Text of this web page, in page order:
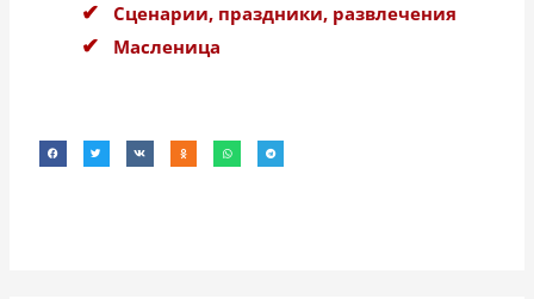
Сценарии, праздники, развлечения
Масленица